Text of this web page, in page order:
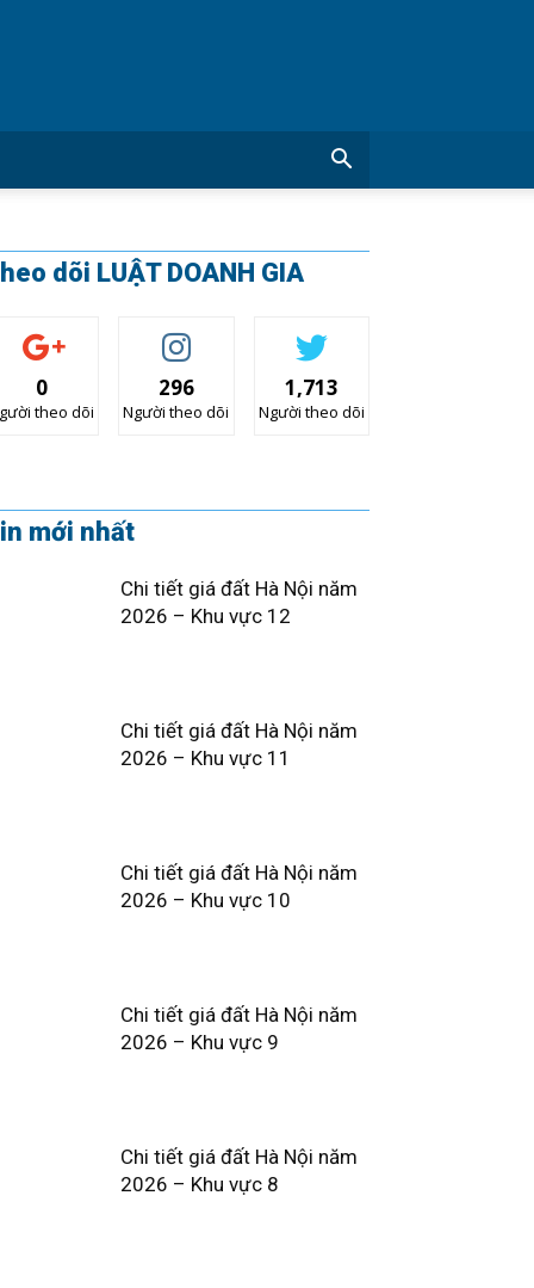
dõi LUẬT DOANH GIA
0
theo dõi
296
Người theo dõi
1,713
Người theo dõi
mới nhất
Chi tiết giá đất Hà Nội năm
2026 – Khu vực 12
Chi tiết giá đất Hà Nội năm
2026 – Khu vực 11
Chi tiết giá đất Hà Nội năm
2026 – Khu vực 10
Chi tiết giá đất Hà Nội năm
2026 – Khu vực 9
Chi tiết giá đất Hà Nội năm
2026 – Khu vực 8